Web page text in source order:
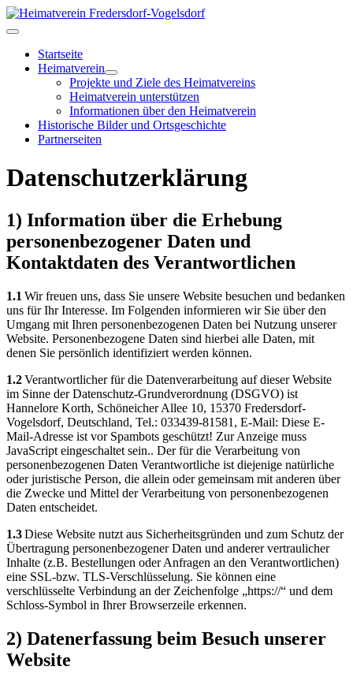
Startseite
Heimatverein
Projekte und Ziele des Heimatvereins
Heimatverein unterstützen
Informationen über den Heimatverein
Historische Bilder und Ortsgeschichte
Partnerseiten
Datenschutzerklärung
1) Information über die Erhebung
personenbezogener Daten und
Kontaktdaten des Verantwortlichen
1.1 Wir freuen uns, dass Sie unsere Website besuchen und bedanken
uns für Ihr Interesse. Im Folgenden informieren wir Sie über den
Umgang mit Ihren personenbezogenen Daten bei Nutzung unserer
Website. Personenbezogene Daten sind hierbei alle Daten, mit
denen Sie persönlich identifiziert werden können.
1.2Verantwortlicher für die Datenverarbeitung auf dieser Website
im Sinne der Datenschutz-Grundverordnung (DSGVO) ist
Hannelore Korth, Schöneicher Allee 10, 15370 Fredersdorf-
Vogelsdorf, Deutschland, Tel.: 033439-81581, E-Mail: Diese E-
Mail-Adresse ist vor Spambots geschützt! Zur Anzeige muss
JavaScript eingeschaltet sein.. Der für die Verarbeitung von
personenbezogenen Daten Verantwortliche ist diejenige natürliche
oder juristische Person, die allein oder gemeinsam mit anderen über
die Zwecke und Mittel der Verarbeitung von personenbezogenen
Daten entscheidet.
1.3Diese Website nutzt aus Sicherheitsgründen und zum Schutz der
Übertragung personenbezogener Daten und anderer vertraulicher
Inhalte (z.B. Bestellungen oder Anfragen an den Verantwortlichen)
eine SSL-bzw. TLS-Verschlüsselung. Sie können eine
verschlüsselte Verbindung an der Zeichenfolge „https://“ und dem
Schloss-Symbol in Ihrer Browserzeile erkennen.
2) Datenerfassung beim Besuch unserer
Website